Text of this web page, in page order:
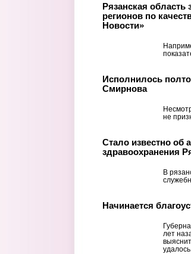
Рязанская область
регионов по
Новости»
Исполнилось
Смирнова
не
Стало известно об
здравоохранения
В
Начинается
лет